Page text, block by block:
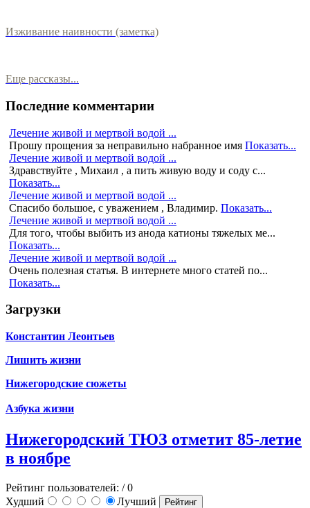
Изживание наивности (заметка)
Еще рассказы...
Последние комментарии
Лечение живой и мертвой водой ...
Прошу прощения за неправильно набранное имя Показать...
Лечение живой и мертвой водой ...
Здравствуйте , Михаил , а пить живую воду и соду с...
Показать...
Лечение живой и мертвой водой ...
Спасибо большое, с уважением , Владимир. Показать...
Лечение живой и мертвой водой ...
Для того, чтобы выбить из анода катионы тяжелых ме...
Показать...
Лечение живой и мертвой водой ...
Очень полезная статья. В интернете много статей по...
Показать...
Загрузки
Константин Леонтьев
Лишить жизни
Нижегородские сюжеты
Азбука жизни
Нижегородский ТЮЗ отметит 85-летие
в ноябре
Рейтинг пользователей: / 0
Худший
Лучший